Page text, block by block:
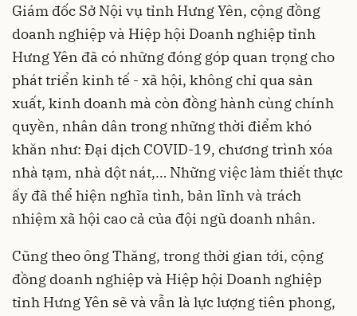
Giám đốc Sở Nội vụ tỉnh Hưng Yên, cộng đồng
doanh nghiệp và Hiệp hội Doanh nghiệp tỉnh
Hưng Yên đã có những đóng góp quan trọng cho
phát triển kinh tế - xã hội, không chỉ qua sản
xuất, kinh doanh mà còn đồng hành cùng chính
quyền, nhân dân trong những thời điểm khó
khăn như: Đại dịch COVID-19, chương trình xóa
nhà tạm, nhà dột nát,… Những việc làm thiết thực
ấy đã thể hiện nghĩa tình, bản lĩnh và trách
nhiệm xã hội cao cả của đội ngũ doanh nhân.
Cũng theo ông Thăng, trong thời gian tới, cộng
đồng doanh nghiệp và Hiệp hội Doanh nghiệp
tỉnh Hưng Yên sẽ và vẫn là lực lượng tiên phong,